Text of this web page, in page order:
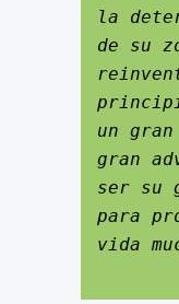
la
de su
un
gran
ser su
para
vida